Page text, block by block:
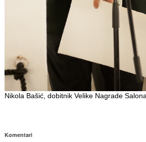
Nikola Bašić, dobitnik Velike Nagrade
Komentari